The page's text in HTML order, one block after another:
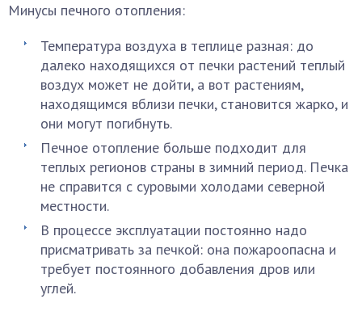
Минусы печного отопления:
Температура воздуха в теплице разная: до
далеко находящихся от печки растений теплый
воздух может не дойти, а вот растениям,
находящимся вблизи печки, становится жарко, и
они могут погибнуть.
Печное отопление больше подходит для
теплых регионов страны в зимний период. Печка
не справится с суровыми холодами северной
местности.
В процессе эксплуатации постоянно надо
присматривать за печкой: она пожароопасна и
требует постоянного добавления дров или
углей.